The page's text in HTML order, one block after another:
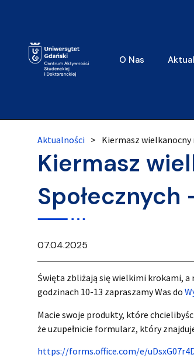
O Nas
Aktualności > Kiermasz wielkanocny
Kiermasz
Społecznych
07.04.2025
Święta zbliżają się wielkimi krokami, a
godzinach 10-13 zapraszamy Was do
Macie swoje produkty, które
że uzupełnicie formularz, który
https://forms.office.com/e/